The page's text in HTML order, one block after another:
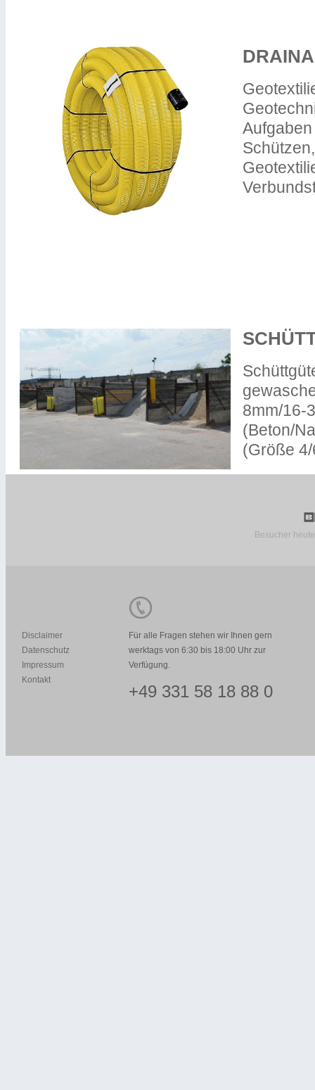
8mm/16-
(Beton/
(Größe
Besucher
Disclaimer
Datenschutz
Impressum
Kontakt
Für alle Fragen stehen wir Ihnen gern
werktags von 6:30 bis 18:00 Uhr zur
Verfügung.
+49 331 58 18 88 0